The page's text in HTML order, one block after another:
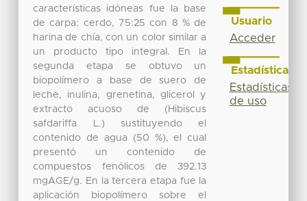
características idóneas fue la base
de carpa: cerdo, 75:25 con 8 % de
harina de chía, con un color similar a
un producto tipo integral. En la
segunda etapa se obtuvo un
biopolímero a base de suero de
leche, inulina, grenetina, glicerol y
extracto acuoso de (Hibiscus
safdariffa L.) sustituyendo el
contenido de agua (50 %), el cual
presentó un contenido de
compuestos fenólicos de 392.13
mgAGE/g. En la tercera etapa fue la
aplicación biopolímero sobre el
Usuario
Acceder
Estadísticas
Estadísticas
de uso